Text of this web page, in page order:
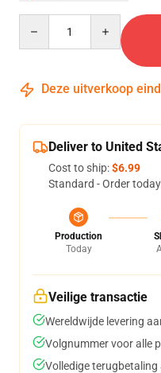
Deze uitverkoop
Deliver to United
Cost to ship:$6.99
Standard - Order
Production
Today
Veilige transactie
Wereldwijde levering
Volgnummer voor alle
Volledige